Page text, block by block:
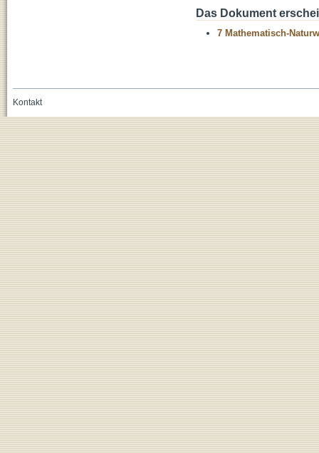
Das Dokument
7 Mathematisch-
Kontakt